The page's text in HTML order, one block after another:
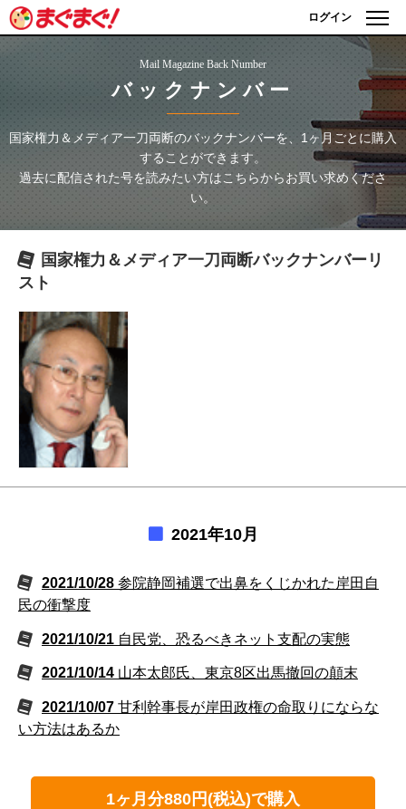
ログイン
Mail Magazine Back Number
バックナンバー
国家権力＆メディア一刀両断のバックナンバーを、1ヶ月ごとに購入
することができます。
過去に配信された号を読みたい方はこちらからお買い求めくださ
い。
国家権力＆メディア一刀両断バックナンバーリ
スト
2021年10月
2021/10/28 参院静岡補選で出鼻をくじかれた岸田自
民の衝撃度
2021/10/21 自民党、恐るべきネット支配の実態
2021/10/14 山本太郎氏、東京8区出馬撤回の顛末
2021/10/07 甘利幹事長が岸田政権の命取りにならな
い方法はあるか
1ヶ月分880円(税込)で購入